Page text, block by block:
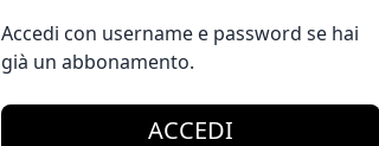
Accedi con username e password se hai
già un abbonamento.
ACCEDI